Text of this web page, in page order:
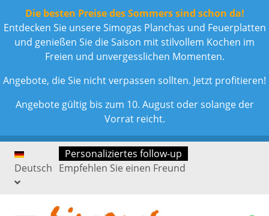
Die besten Preise des Sommers sind schon da!
Entdecken Sie unsere Simogas Planchas und Feuerplatten
und genießen Sie die Saison mit stilvollem Kochen im
Freien und unvergesslichen Momenten.
Angebote, die Sie nicht verpassen sollten. Jetzt profitieren!
Angebote gültig bis zum 10. August oder solange der
Vorrat reicht.
Deutsch
Personaliziertes follow-up
Empfehlen Sie einen Freund